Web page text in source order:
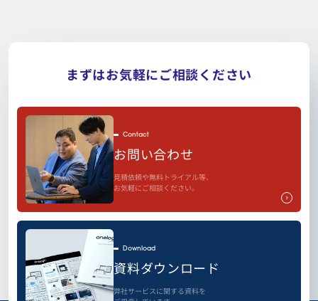
まずはお気軽にご相談ください
Contact
お問い合わせ
見積依頼や無料トライアル等、
お気軽にご相談ください。
Download
資料ダウンロード
弊社サービスに関する資料を